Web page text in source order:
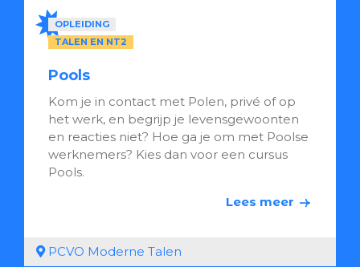
OPLEIDING
TALEN EN NT2
Pools
Kom je in contact met Polen, privé of op
het werk, en begrijp je levensgewoonten
en reacties niet? Hoe ga je om met Poolse
werknemers? Kies dan voor een cursus
Pools.
Lees meer
PCVO Moderne Talen